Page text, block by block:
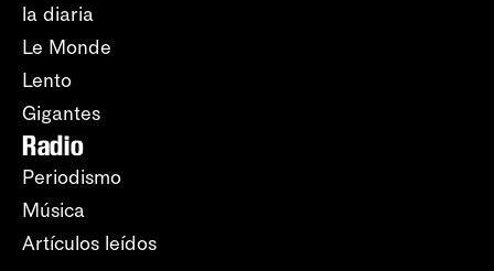
la diaria
Le Monde
Lento
Gigantes
Radio
Periodismo
Música
Artículos leídos